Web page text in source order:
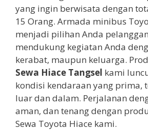
yang ingin berwisata dengan
15 Orang. Armada minibus
menjadi pilihan Anda
mendukung kegiatan Anda
kerabat, maupun keluarga.
Sewa Hiace Tangsel kami
kondisi kendaraan yang prima,
luar dan dalam. Perjalanan
aman, dan tenang dengan
Sewa Toyota Hiace kami.